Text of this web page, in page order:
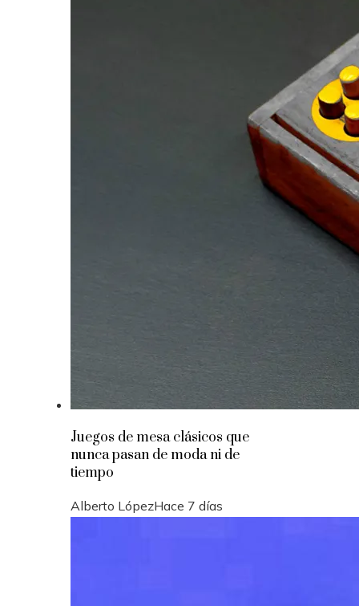
Juegos de mesa clásicos que
nunca pasan de moda ni de
tiempo
Alberto LópezHace 7 días